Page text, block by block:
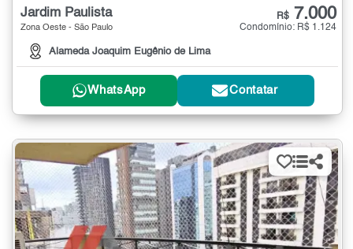
Jardim Paulista
Zona Oeste - São Paulo
Alameda Joaquim Eugênio de Lima
R$ 7.000
Condomínio: R$ 1.124
WhatsApp Contatar